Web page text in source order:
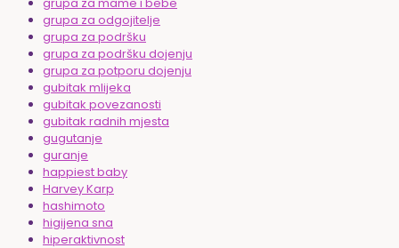
grupa za odgojitelje
grupa za podršku
grupa za podršku dojenju
grupa za potporu dojenju
gubitak mlijeka
gubitak povezanosti
gubitak radnih mjesta
gugutanje
guranje
happiest baby
Harvey Karp
hashimoto
higijena sna
hiperaktivnost